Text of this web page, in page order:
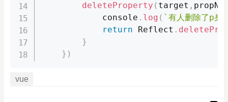
deleteProperty ( target ,
console . log ( `有人删除了p身
return Reflect .
}
} )
vue